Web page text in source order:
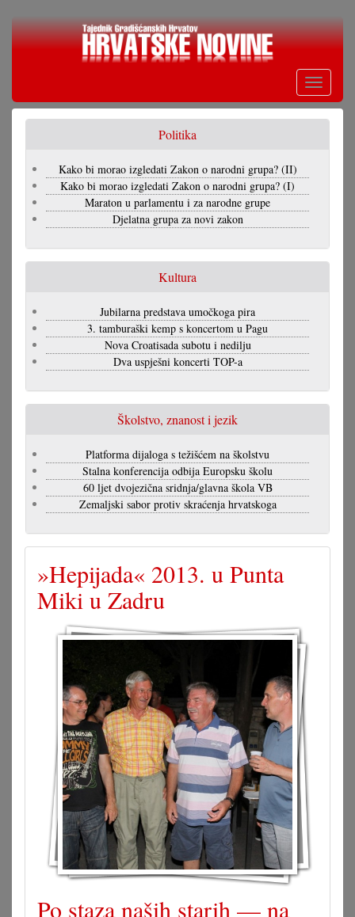
Skoči
Toggle
Politika
Kako bi morao izgledati Zakon o narodni grupa? (II)
Kako bi morao izgledati Zakon o narodni grupa? (I)
Maraton u parlamentu i za narodne grupe
Djelatna grupa za novi zakon
Kultura
Jubilarna predstava umočkoga pira
3. tamburaški kemp s koncertom u Pagu
Nova Croatisada subotu i nedilju
Dva uspješni koncerti TOP-a
Školstvo, znanost i jezik
Platforma dijaloga s težišćem na školstvu
Stalna konferencija odbija Europsku školu
60 ljet dvojezična sridnja/glavna škola VB
Zemaljski sabor protiv skraćenja hrvatskoga
»Hepijada« 2013. u Punta
Miki u Zadru
Po staza naših starih — na